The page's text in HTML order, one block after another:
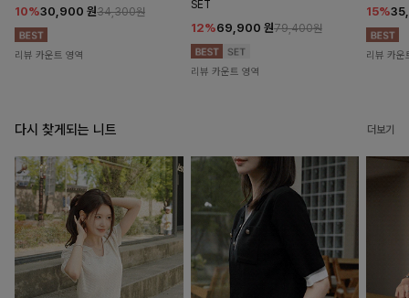
10%30,900 원34,300원
리뷰 카운트 영역
SET
12%69,900 원79,400원
리뷰 카운트 영역
15%
리뷰 카운
다시 찾게되는 니트 더보기